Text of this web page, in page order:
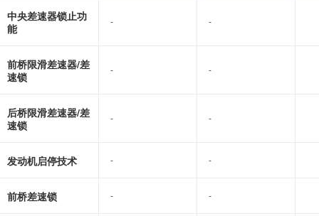
中央差速器锁止功
能
- -
前桥限滑差速器/差
速锁
- -
后桥限滑差速器/差
速锁
- -
发动机启停技术 - -
前桥差速锁 - -
- -
- -
- -
- -
- -